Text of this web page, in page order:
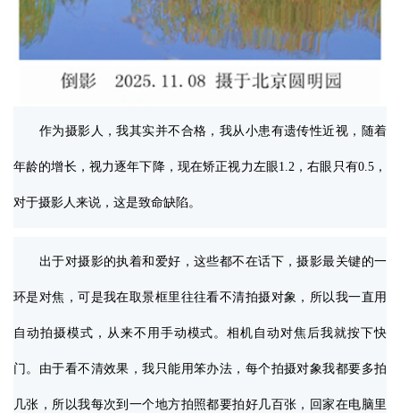
作为摄影人，我其实并不合格，我从小患有遗传性近视，随着
年龄的增长，视力逐年下降，现在矫正视力左眼1.2，右眼只有0.5，
对于摄影人来说，这是致命缺陷。
出于对摄影的执着和爱好，这些都不在话下，摄影最关键的一
环是对焦，可是我在取景框里往往看不清拍摄对象，所以我一直用
自动拍摄模式，从来不用手动模式。相机自动对焦后我就按下快
门。由于看不清效果，我只能用笨办法，每个拍摄对象我都要多拍
几张，所以我每次到一个地方拍照都要拍好几百张，回家在电脑里